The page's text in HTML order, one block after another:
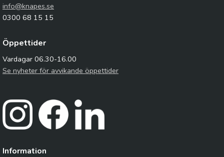
info@knapes.se
0300 68 15 15
Öppettider
Vardagar 06.30-16.00
Se nyheter för avvikande öppettider
Information